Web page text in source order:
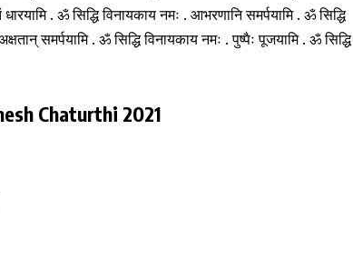
. ॐ सिद्धि विनायकाय नमः . आभरणानि समर्पयामि . ॐ सिद्धि
समर्पयामि . ॐ सिद्धि विनायकाय नमः . पुष्पैः पूजयामि . ॐ सिद्धि
Chaturthi 2021